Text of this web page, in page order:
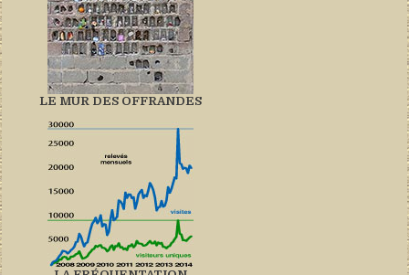
LE MUR DES OFFRANDES